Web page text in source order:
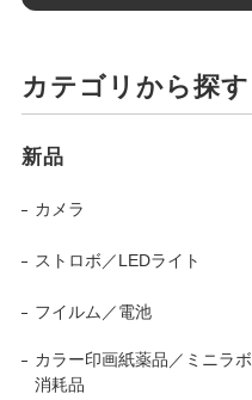
カテゴリから探す
新品
カメラ
ストロボ／LEDライト
フイルム／電池
カラー印画紙薬品／ミニラボ
消耗品